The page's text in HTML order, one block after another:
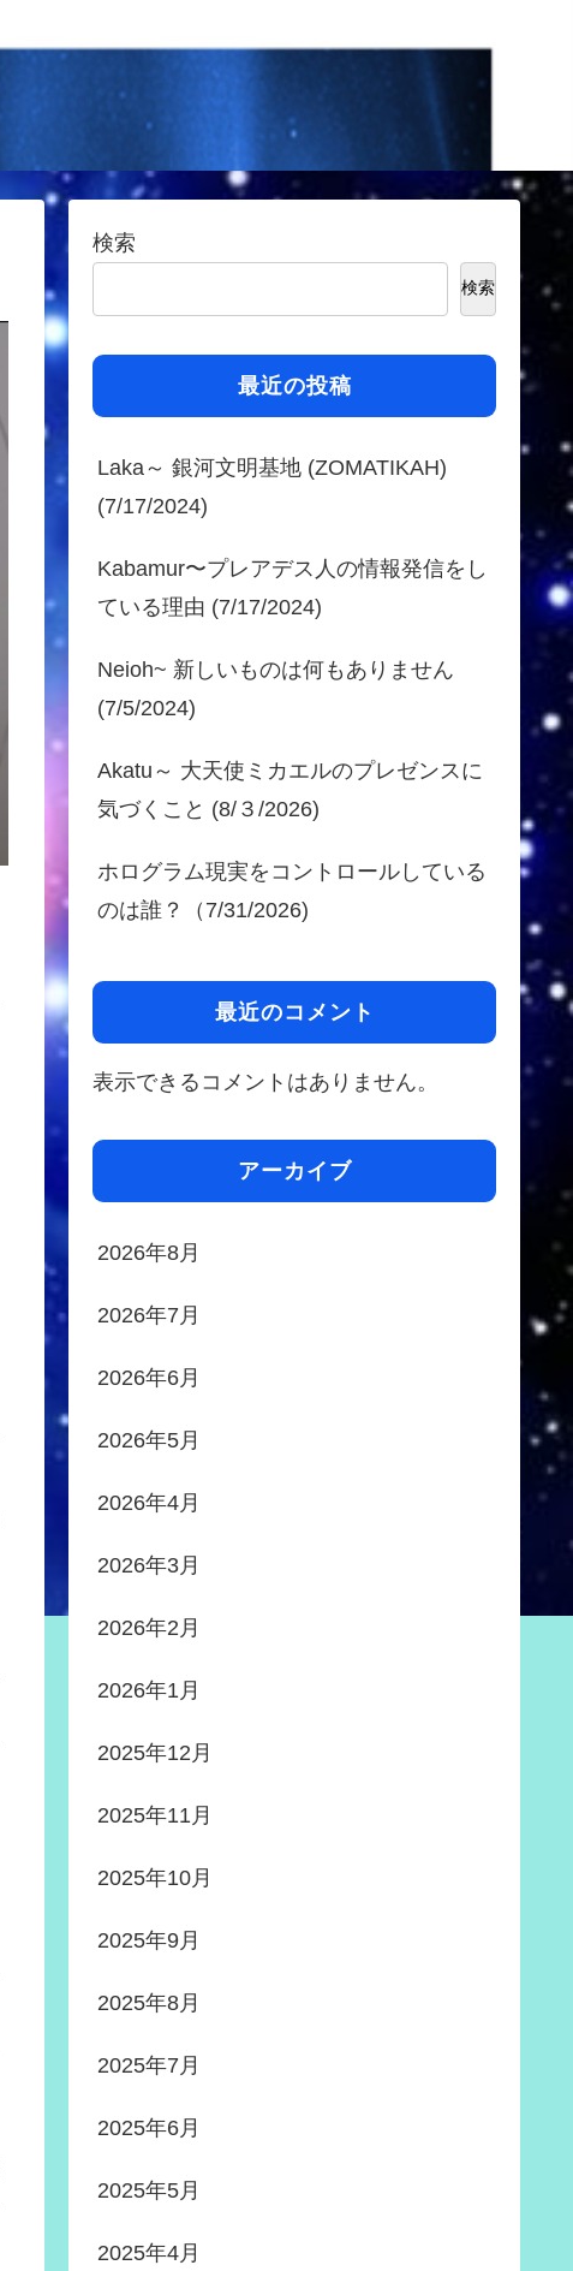
検索
検索
最近の投稿
Laka～ 銀河文明基地 (ZOMATIKAH)
(7/17/2024)
Kabamur〜プレアデス人の情報発信をし
ている理由 (7/17/2024)
Neioh~ 新しいものは何もありません
(7/5/2024)
Akatu～ 大天使ミカエルのプレゼンスに
気づくこと (8/３/2026)
ホログラム現実をコントロールしている
のは誰？（7/31/2026)
最近のコメント
表示できるコメントはありません。
アーカイブ
2026年8月
2026年7月
2026年6月
2026年5月
2026年4月
2026年3月
2026年2月
2026年1月
2025年12月
2025年11月
2025年10月
2025年9月
2025年8月
2025年7月
2025年6月
2025年5月
2025年4月